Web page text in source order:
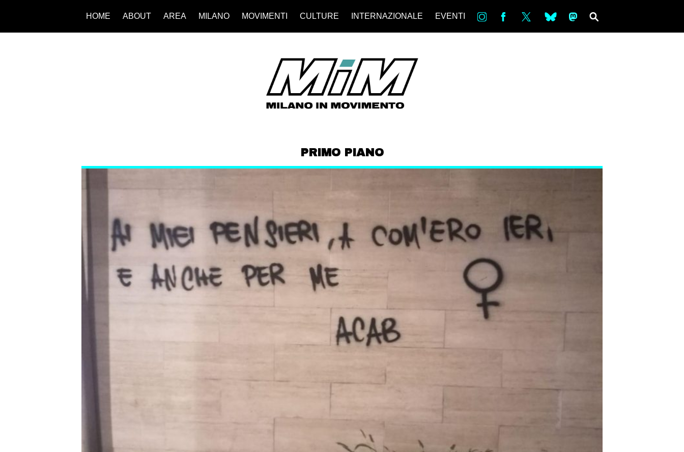
HOME ABOUT AREA MILANO MOVIMENTI CULTURE INTERNAZIONALE EVENTI in bsky ms
PRIMO PIANO